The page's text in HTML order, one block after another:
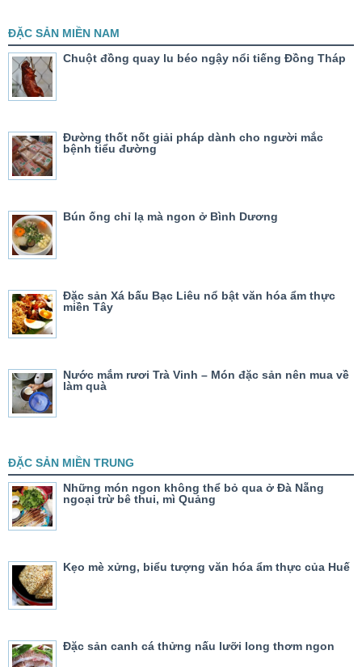
ĐẶC SẢN MIỀN NAM
Chuột đồng quay lu béo ngậy nổi tiếng Đồng Tháp
Đường thốt nốt giải pháp dành cho người mắc
bệnh tiểu đường
Bún ống chỉ lạ mà ngon ở Bình Dương
Đặc sản Xá bấu Bạc Liêu nổ bật văn hóa ẩm thực
miền Tây
Nước mắm rươi Trà Vinh – Món đặc sản nên mua về
làm quà
ĐẶC SẢN MIỀN TRUNG
Những món ngon không thể bỏ qua ở Đà Nẵng
ngoại trừ bê thui, mì Quảng
Kẹo mè xửng, biểu tượng văn hóa ẩm thực của Huế
Đặc sản canh cá thửng nấu lưỡi long thơm ngon